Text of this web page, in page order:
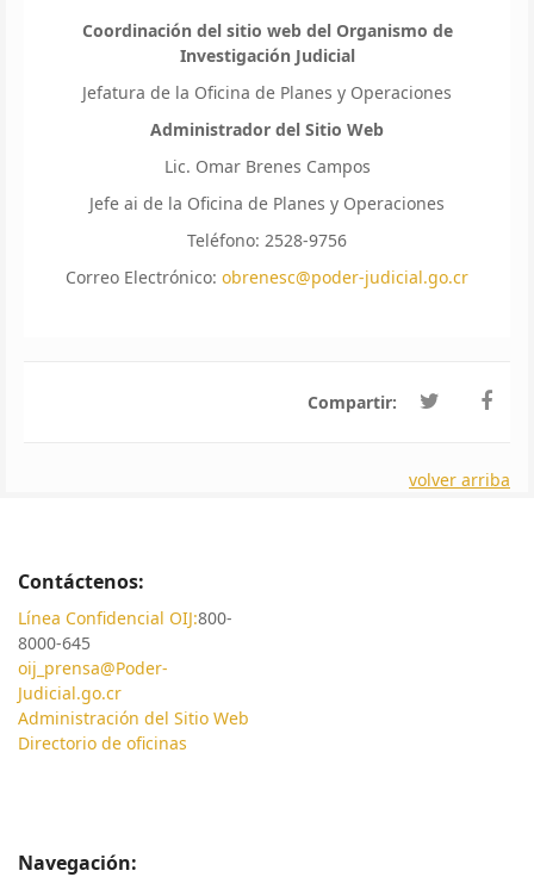
Coordinación del sitio web del Organismo de
Investigación Judicial
Jefatura de la Oficina de Planes y Operaciones
Administrador del Sitio Web
Lic. Omar Brenes Campos
Jefe ai de la Oficina de Planes y Operaciones
Teléfono: 2528-9756
Correo Electrónico: obrenesc@poder-judicial.go.cr
Compartir:
volver arriba
Contáctenos:
Línea Confidencial OIJ:800-
8000-645
oij_prensa@Poder-
Judicial.go.cr
Administración del Sitio Web
Directorio de oficinas
Navegación: